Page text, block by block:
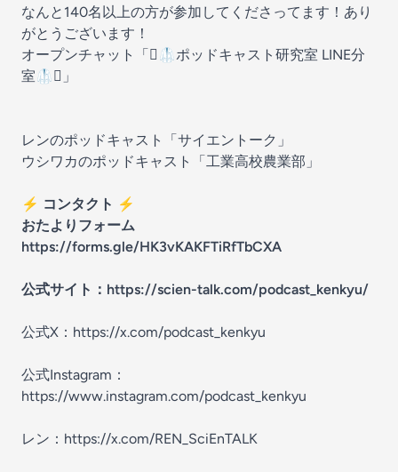
なんと140名以上の方が参加してくださってます！あり
がとうございます！
オープンチャット「🫟🥼ポッドキャスト研究室 LINE分
室🥼🫟 」
レンのポッドキャスト「サイエントーク 」
ウシワカのポッドキャスト「工業高校農業部 」
⚡ コンタクト ⚡
おたよりフォーム
https://forms.gle/HK3vKAKFTiRfTbCXA
公式サイト： https://scien-talk.com/podcast_kenkyu/
公式X： https://x.com/podcast_kenkyu
公式Instagram：
https://www.instagram.com/podcast_kenkyu
レン： https://x.com/REN_SciEnTALK